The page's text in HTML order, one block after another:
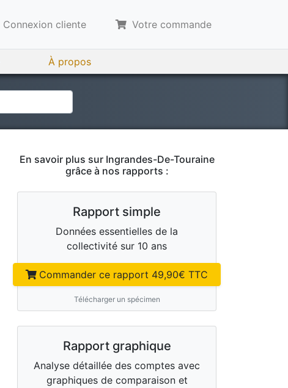
Connexion cliente Votre commande
À propos
En savoir plus sur Ingrandes-De-Touraine
grâce à nos rapports :
Rapport simple
Données essentielles de la
collectivité sur 10 ans
Commander ce rapport 49,90€ TTC
Télécharger un spécimen
Rapport graphique
Analyse détaillée des comptes avec
graphiques de comparaison et